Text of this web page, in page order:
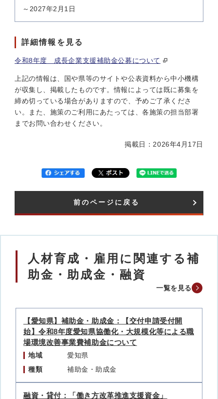
～2027年2月1日
詳細情報を見る
令和8年度 成長企業支援補助金公募について
上記の情報は、国や県等のサイトや公表資料から中小機構
が収集し、掲載したものです。情報によっては既に募集を
締め切っている場合がありますので、予めご了承くださ
い。また、施策のご利用にあたっては、各施策の担当部署
までお問い合わせください。
掲載日：2026年4月17日
前のページに戻る
人材育成・雇用に関連する補
助金・助成金・融資
一覧を見る
【愛知県】補助金・助成金：【交付申請受付開
始】令和8年度愛知県協働化・大規模化等による職
場環境改善事業費補助金について
地域
愛知県
種類
補助金・助成金
融資・貸付：「働き方改革推進支援資金」